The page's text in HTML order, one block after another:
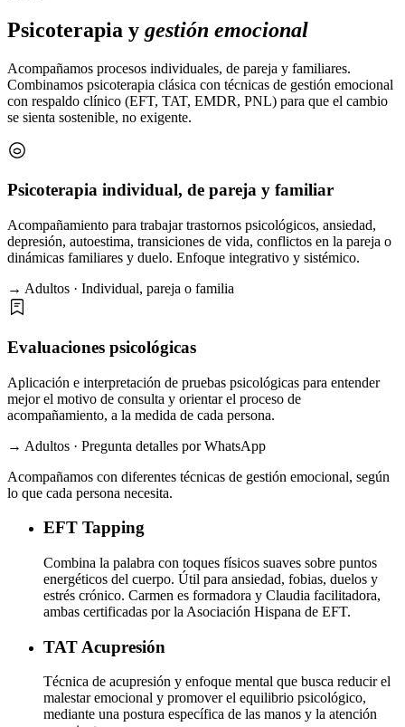
Psicoterapia y gestión emocional
Acompañamos procesos individuales, de pareja y familiares.
Combinamos psicoterapia clásica con técnicas de gestión emocional
con respaldo clínico (EFT, TAT, EMDR, PNL) para que el cambio
se sienta sostenible, no exigente.
Psicoterapia individual, de pareja y familiar
Acompañamiento para trabajar trastornos psicológicos, ansiedad,
depresión, autoestima, transiciones de vida, conflictos en la pareja o
dinámicas familiares y duelo. Enfoque integrativo y sistémico.
→ Adultos · Individual, pareja o familia
Evaluaciones psicológicas
Aplicación e interpretación de pruebas psicológicas para entender
mejor el motivo de consulta y orientar el proceso de
acompañamiento, a la medida de cada persona.
→ Adultos · Pregunta detalles por WhatsApp
Acompañamos con diferentes técnicas de gestión emocional, según
lo que cada persona necesita.
EFT Tapping
Combina la palabra con toques físicos suaves sobre puntos
energéticos del cuerpo. Útil para ansiedad, fobias, duelos y
estrés crónico. Carmen es formadora y Claudia facilitadora,
ambas certificadas por la Asociación Hispana de EFT.
TAT Acupresión
Técnica de acupresión y enfoque mental que busca reducir el
malestar emocional y promover el equilibrio psicológico,
mediante una postura específica de las manos y la atención